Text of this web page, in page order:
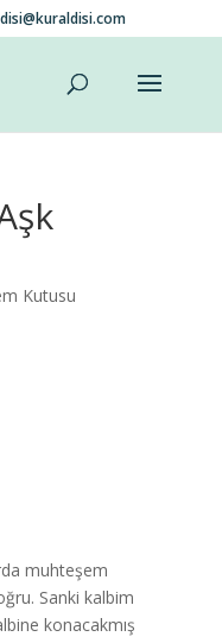
Kutusu
muhteşem
Sanki kalbim
konacakmış